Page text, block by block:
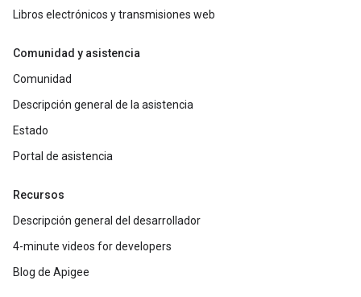
Libros electrónicos y transmisiones web
Comunidad y asistencia
Comunidad
Descripción general de la asistencia
Estado
Portal de asistencia
Recursos
Descripción general del desarrollador
4-minute videos for developers
Blog de Apigee